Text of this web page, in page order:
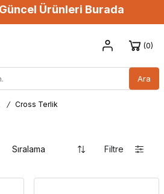
Ürünleri Burada
Ara
0
/ Cross Terlik
Filtre